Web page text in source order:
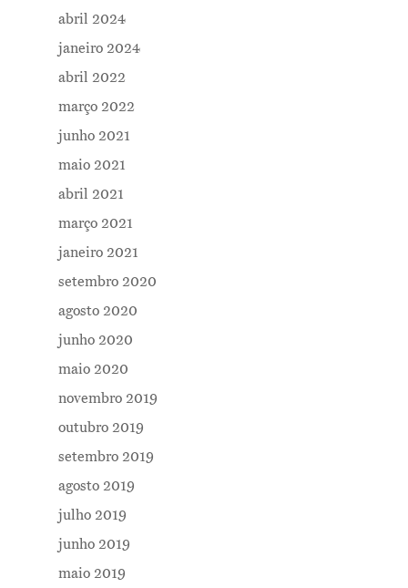
abril 2024
janeiro 2024
abril 2022
março 2022
junho 2021
maio 2021
abril 2021
março 2021
janeiro 2021
setembro 2020
agosto 2020
junho 2020
maio 2020
novembro 2019
outubro 2019
setembro 2019
agosto 2019
julho 2019
junho 2019
maio 2019